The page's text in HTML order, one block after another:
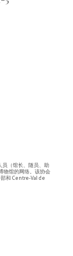
员（馆长、随员、助
物馆的网络。该协会
和 Centre-Val de